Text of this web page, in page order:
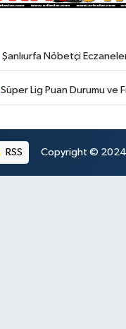
Şanlıurfa Nöbetçi
Süper Lig Puan Durumu ve
RSS Copyright © 2024.